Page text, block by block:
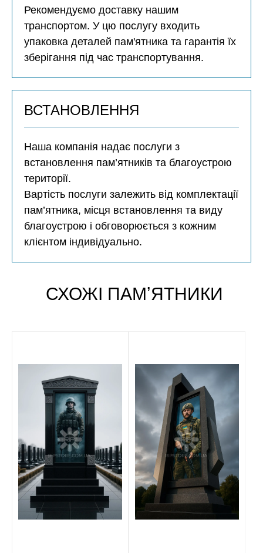
Рекомендуємо доставку нашим
транспортом. У цю послугу входить
упаковка деталей пам'ятника та гарантія їх
зберігання під час транспортування.
ВСТАНОВЛЕННЯ
Наша компанія надає послуги з
встановлення пам’ятників та благоустрою
території.
Вартість послуги залежить від комплектації
пам’ятника, місця встановлення та виду
благоустрою і обговорюється з кожним
клієнтом індивідуально.
СХОЖІ ПАМʼЯТНИКИ